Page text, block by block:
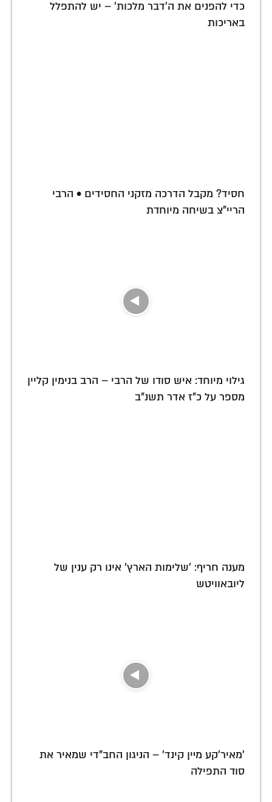
כדי להפנים את ה'דבר מלכות' – יש להתפלל
באריכות
חסיד? מקבל הדרכה מזקני החסידים • הרבי
הריי"צ בשיחה מיוחדת
גילוי מיוחד: איש סודו של הרבי – הרב בנימין קליין
מספר על כ"ז אדר תשנ"ב
מענה חריף: 'שלימות הארץ' אינו רק ענין של
ליובאוויטש
'מאיר’קע מײן קינד' – הניגון החב"די שמאיר את
סוד התפילה